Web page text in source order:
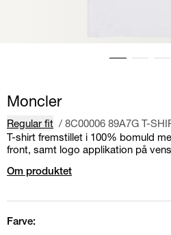
Moncler
Regular fit / 8C00006 89A7G T-
T-shirt fremstillet i 100% bomuld
front, samt logo applikation på
Om produktet
Farve: